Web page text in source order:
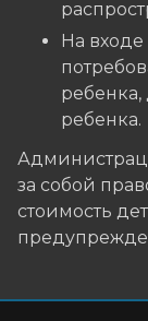
На входе
ребенка,
ребенка.
за собой
стоимость